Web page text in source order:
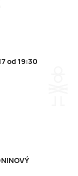
od 19:30